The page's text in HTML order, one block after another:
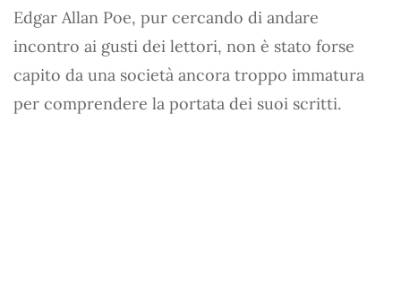
Edgar Allan Poe, pur cercando di andare
incontro ai gusti dei lettori, non è stato forse
capito da una società ancora troppo immatura
per comprendere la portata dei suoi scritti.